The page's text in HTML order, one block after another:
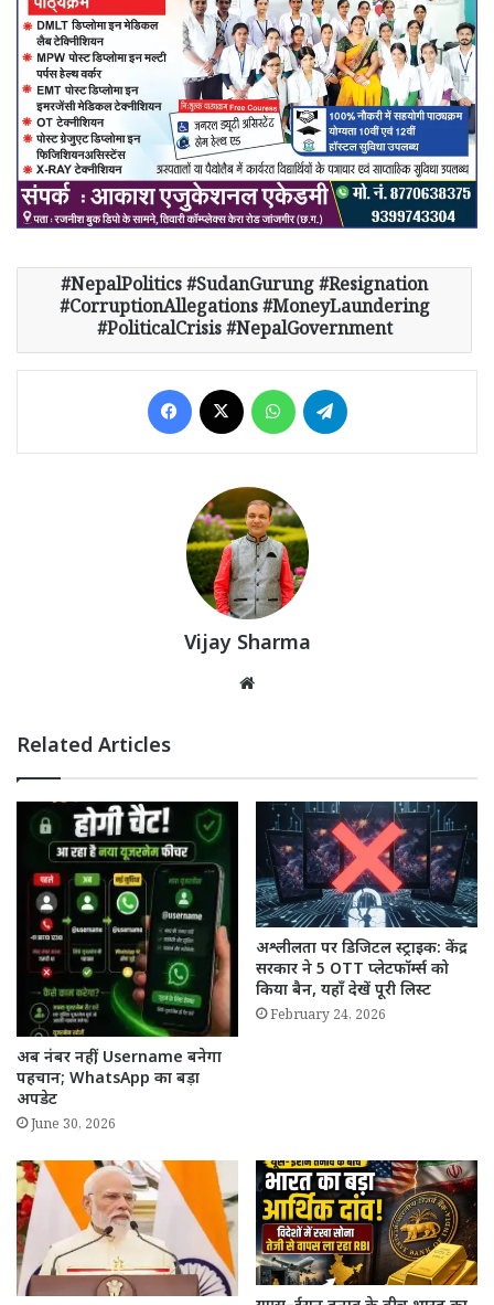
NepalPolitics #SudanGurung #Resignation
#CorruptionAllegations #MoneyLaundering
#PoliticalCrisis #NepalGovernment
Facebook WhatsApp
Vijay Sharma
Related Articles
अब नंबर नहीं, Username बनेगा
पहचान; WhatsApp का बड़ा
अपडेट
June 30, 2026
अश्लीलता पर डिजिटल स्ट्राइक: केंद्र
सरकार ने 5 OTT प्लेटफॉर्म्स को
किया बैन, यहाँ देखें पूरी लिस्ट
February 24, 2026